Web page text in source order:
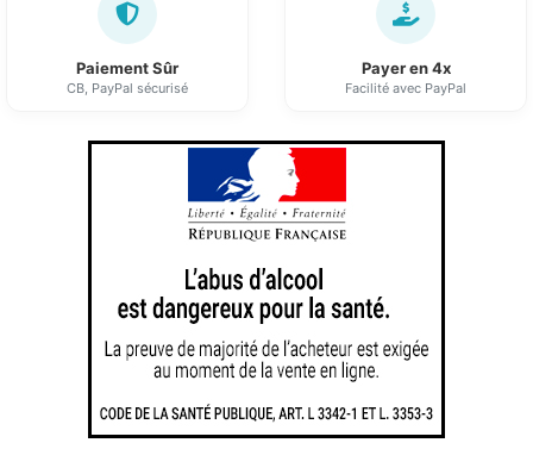
Paiement Sûr
CB, PayPal sécurisé
Payer en 4x
Facilité avec PayPal